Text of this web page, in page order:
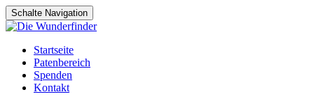
Schalte Navigation
Zum
Inhalt
springen
Startseite
Patenbereich
Spenden
Kontakt